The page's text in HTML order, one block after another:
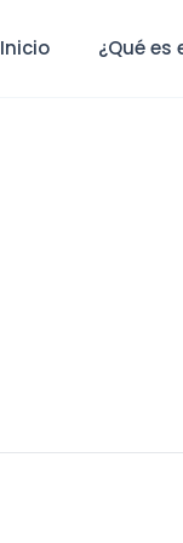
Inicio ¿Qué es